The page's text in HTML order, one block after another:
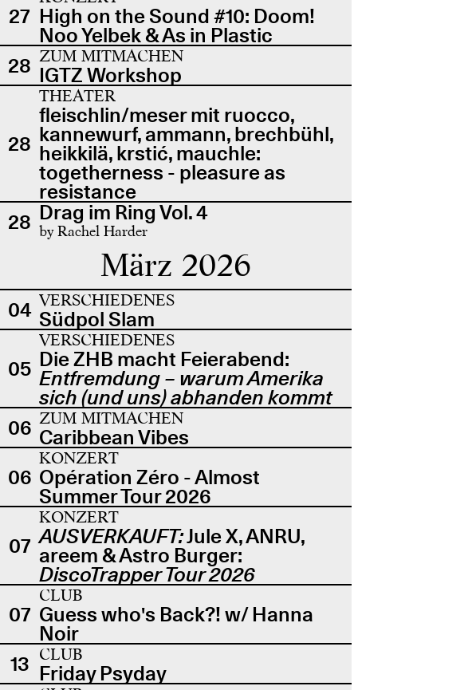
27 High on the Sound #10: Doom!
Noo Yelbek & As in Plastic
28 ZUM MITMACHEN
IGTZ Workshop
28
THEATER
fleischlin/meser mit ruocco,
kannewurf, ammann, brechbühl,
heikkilä, krstić, mauchle:
togetherness - pleasure as
resistance
28 Drag im Ring Vol. 4
by Rachel Harder
März 2026
04 VERSCHIEDENES
Südpol Slam
05
VERSCHIEDENES
Die ZHB macht Feierabend:
Entfremdung – warum Amerika
sich (und uns) abhanden kommt
06 ZUM MITMACHEN
Caribbean Vibes
06
KONZERT
Opération Zéro - Almost
Summer Tour 2026
07
KONZERT
AUSVERKAUFT:Jule X, ANRU,
areem & Astro Burger:
DiscoTrapper Tour 2026
07
CLUB
Guess who's Back?! w/ Hanna
Noir
13 CLUB
Friday Psyday